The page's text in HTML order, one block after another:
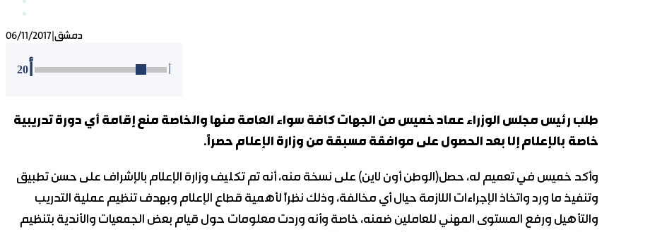
06/11/2017 دمشق
20
طلب رئيس مجلس الوزراء عماد خميس من الجهات كافة سواء العامة منها والخاصة منع إقامة أي دورة تدريبية
خاصة بالإعلام إلا بعد الحصول على موافقة مسبقة من وزارة الإعلام حصراً.
وأكد خميس في تعميم له، حصل(الوطن أون لاين) على نسخة منه، أنه تم تكليف وزارة الإعلام بالإشراف على حسن تطبيق
وتنفيذ ما ورد واتخاذ الإجراءات اللازمة حيال أي مخالفة، وذلك نظراً لأهمية قطاع الإعلام وبهدف تنظيم عملية التدريب
والتأهيل ورفع المستوى المهني للعاملين ضمنه، خاصة وأنه وردت معلومات حول قيام بعض الجمعيات والأندية بتنظيم